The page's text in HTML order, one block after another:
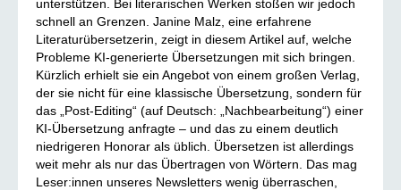
unterstützen. Bei literarischen Werken stoßen wir jedoch
schnell an Grenzen. Janine Malz, eine erfahrene
Literaturübersetzerin, zeigt in diesem Artikel auf, welche
Probleme KI-generierte Übersetzungen mit sich bringen.
Kürzlich erhielt sie ein Angebot von einem großen Verlag,
der sie nicht für eine klassische Übersetzung, sondern für
das „Post-Editing“ (auf Deutsch: „Nachbearbeitung“) einer
KI-Übersetzung anfragte – und das zu einem deutlich
niedrigeren Honorar als üblich. Übersetzen ist allerdings
weit mehr als nur das Übertragen von Wörtern. Das mag
Leser:innen unseres Newsletters wenig überraschen,